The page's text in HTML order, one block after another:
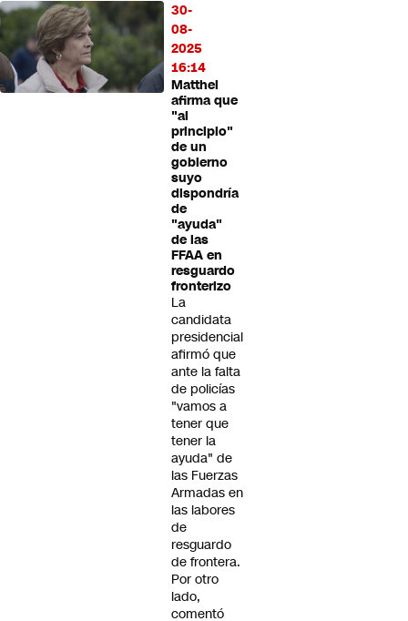
30-
08-
2025
16:14
Matthei
afirma que
"al
principio"
de un
gobierno
suyo
dispondría
de
"ayuda"
de las
FFAA en
resguardo
fronterizo
La
candidata
presidencial
afirmó que
ante la falta
de policías
"vamos a
tener que
tener la
ayuda" de
las Fuerzas
Armadas en
las labores
de
resguardo
de frontera.
Por otro
lado,
comentó